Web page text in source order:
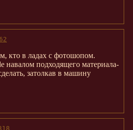
кто в ладах с фотошопом.
навалом подходящего материала-
затолкав в машину